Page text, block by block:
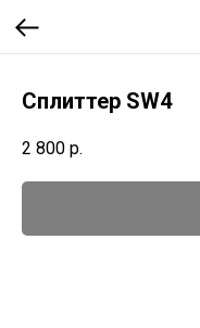
Сплиттер SW4
2 800 р.